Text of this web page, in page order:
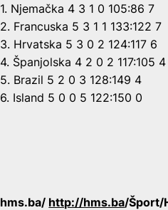
1. Njemačka 4 3 1 0 105:86 7
2. Francuska 5 3 1 1 133:122 7
3. Hrvatska 5 3 0 2 124:117 6
4. Španjolska 4 2 0 2 117:105 4
5. Brazil 5 2 0 3 128:149 4
6. Island 5 0 0 5 122:150 0
hms.ba/ http://hms.ba/Šport/